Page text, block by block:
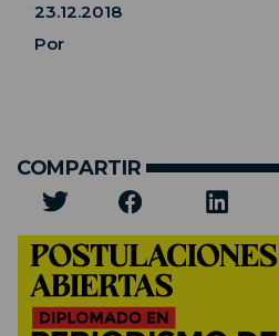
23.12.2018
Por
COMPARTIR